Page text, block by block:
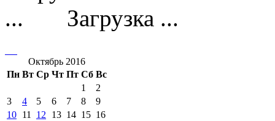
Загрузка ...
Октябрь 2016
Пн Вт Ср Чт Пт Сб Вс
1
2
3
4 5 6 7 8
9
10 11 12 13 14 15 16